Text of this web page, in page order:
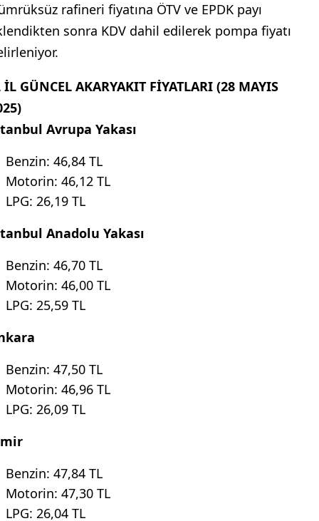
rafineri fiyatına ÖTV ve EPDK payı
sonra KDV dahil edilerek pompa fiyatı
GÜNCEL AKARYAKIT FİYATLARI (28 MAYIS
Avrupa Yakası
Benzin: 46,84 TL
Motorin: 46,12 TL
LPG: 26,19 TL
Anadolu Yakası
Benzin: 46,70 TL
Motorin: 46,00 TL
LPG: 25,59 TL
Benzin: 47,50 TL
Motorin: 46,96 TL
LPG: 26,09 TL
Benzin: 47,84 TL
Motorin: 47,30 TL
LPG: 26,04 TL